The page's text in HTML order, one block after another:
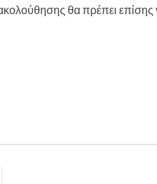
θα πρέπει